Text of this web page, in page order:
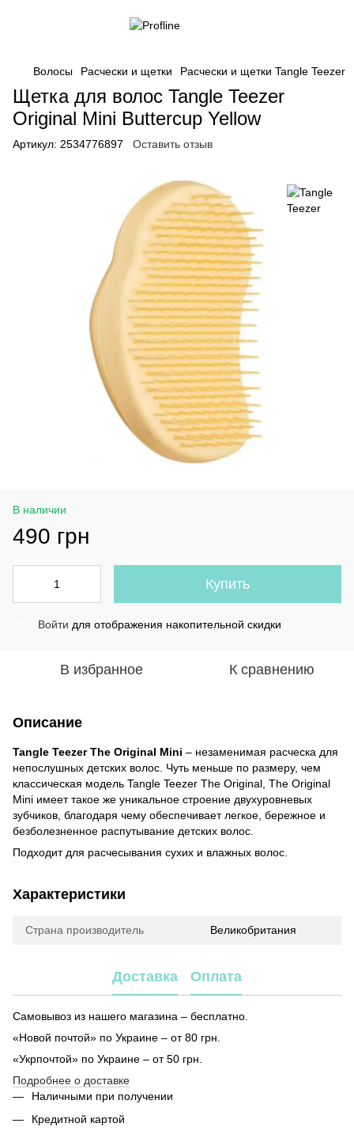
Волосы Расчески и щетки Расчески и щетки Tangle Teezer
Щетка для волос Tangle Teezer
Original Mini Buttercup Yellow
Артикул: 2534776897 Оставить отзыв
В наличии
490 грн
Купить
Войти для отображения накопительной скидки
В избранное К сравнению
Описание
Tangle Teezer The Original Mini – незаменимая расческа для
непослушных детских волос. Чуть меньше по размеру, чем
классическая модель Tangle Teezer The Original, The Original
Mini имеет такое же уникальное строение двухуровневых
зубчиков, благодаря чему обеспечивает легкое, бережное и
безболезненное распутывание детских волос.
Подходит для расчесывания сухих и влажных волос.
Характеристики
Страна производитель Великобритания
Доставка Оплата
Самовывоз из нашего магазина – бесплатно.
«Новой почтой» по Украине – от 80 грн.
«Укрпочтой» по Украине – от 50 грн.
Подробнее о доставке
Наличными при получении
Кредитной картой